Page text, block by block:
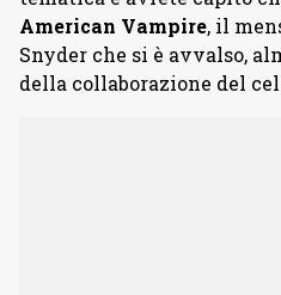
American Vampire, il
Snyder che si è avvalso,
della collaborazione del